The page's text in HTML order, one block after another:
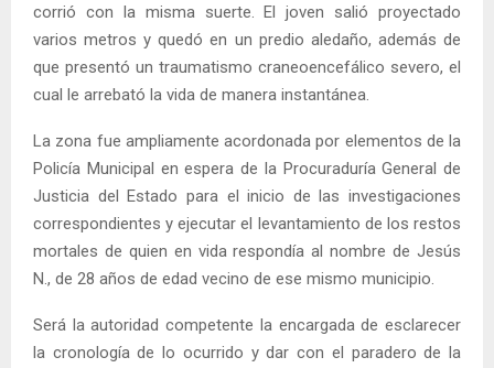
corrió con la misma suerte. El joven salió proyectado
varios metros y quedó en un predio aledaño, además de
que presentó un traumatismo craneoencefálico severo, el
cual le arrebató la vida de manera instantánea.
La zona fue ampliamente acordonada por elementos de la
Policía Municipal en espera de la Procuraduría General de
Justicia del Estado para el inicio de las investigaciones
correspondientes y ejecutar el levantamiento de los restos
mortales de quien en vida respondía al nombre de Jesús
N., de 28 años de edad vecino de ese mismo municipio.
Será la autoridad competente la encargada de esclarecer
la cronología de lo ocurrido y dar con el paradero de la